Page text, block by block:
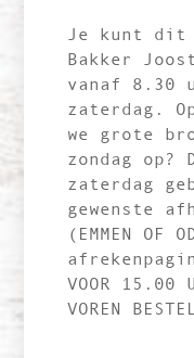
Je kunt dit
Bakker
vanaf 8.30
zaterdag.
we grote
zondag op?
zaterdag
gewenste
(EMMEN OF
VOOR 15.00
VOREN